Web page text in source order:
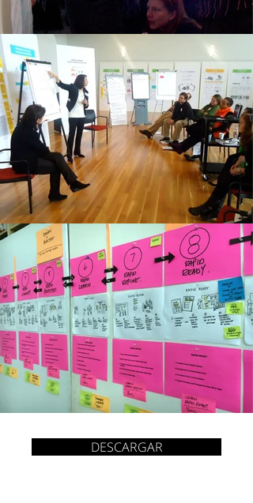
DESCARGAR